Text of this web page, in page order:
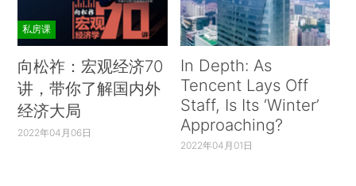
私房课
向松祚：宏观经济70
讲，带你了解国内外
经济大局
2022年04月06日
In Depth: As
Tencent Lays Off
Staff, Is Its ‘Winter’
Approaching?
2022年04月01日